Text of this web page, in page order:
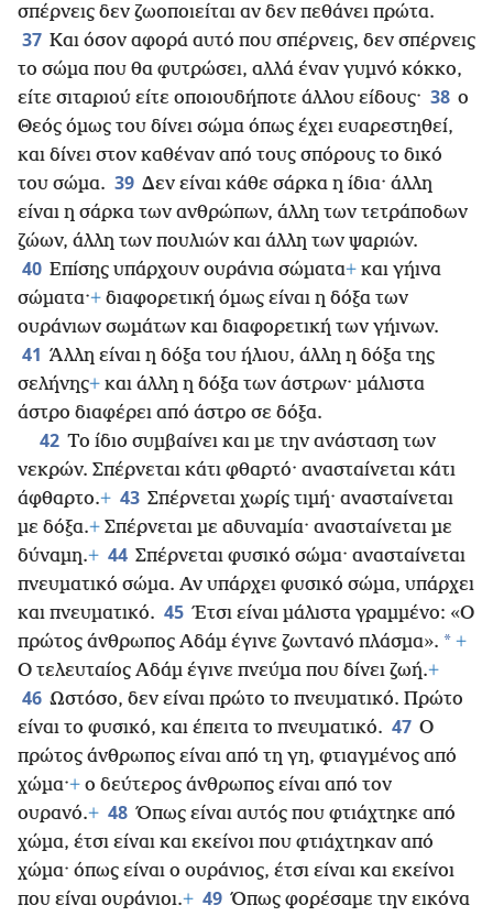
σπέρνεις δεν ζωοποιείται αν δεν πεθάνει πρώτα.
37 Και όσον αφορά αυτό που σπέρνεις, δεν σπέρνεις
το σώμα που θα φυτρώσει, αλλά έναν γυμνό κόκκο,
είτε σιταριού είτε οποιουδήποτε άλλου είδους· 38 ο
Θεός όμως του δίνει σώμα όπως έχει ευαρεστηθεί,
και δίνει στον καθέναν από τους σπόρους το δικό
του σώμα. 39 Δεν είναι κάθε σάρκα η ίδια· άλλη
είναι η σάρκα των ανθρώπων, άλλη των τετράποδων
ζώων, άλλη των πουλιών και άλλη των ψαριών.
40 Επίσης υπάρχουν ουράνια σώματα+ και γήινα
σώματα·+ διαφορετική όμως είναι η δόξα των
ουράνιων σωμάτων και διαφορετική των γήινων.
41 Άλλη είναι η δόξα του ήλιου, άλλη η δόξα της
σελήνης+ και άλλη η δόξα των άστρων· μάλιστα
άστρο διαφέρει από άστρο σε δόξα.
42 Το ίδιο συμβαίνει και με την ανάσταση των
νεκρών. Σπέρνεται κάτι φθαρτό· ανασταίνεται κάτι
άφθαρτο.+ 43 Σπέρνεται χωρίς τιμή· ανασταίνεται
με δόξα.+ Σπέρνεται με αδυναμία· ανασταίνεται με
δύναμη.+ 44 Σπέρνεται φυσικό σώμα· ανασταίνεται
πνευματικό σώμα. Αν υπάρχει φυσικό σώμα, υπάρχει
και πνευματικό. 45 Έτσι είναι μάλιστα γραμμένο: «Ο
πρώτος άνθρωπος Αδάμ έγινε ζωντανό πλάσμα». * +
Ο τελευταίος Αδάμ έγινε πνεύμα που δίνει ζωή.+
46 Ωστόσο, δεν είναι πρώτο το πνευματικό. Πρώτο
είναι το φυσικό, και έπειτα το πνευματικό. 47 Ο
πρώτος άνθρωπος είναι από τη γη, φτιαγμένος από
χώμα·+ ο δεύτερος άνθρωπος είναι από τον
ουρανό.+ 48 Όπως είναι αυτός που φτιάχτηκε από
χώμα, έτσι είναι και εκείνοι που φτιάχτηκαν από
χώμα· όπως είναι ο ουράνιος, έτσι είναι και εκείνοι
που είναι ουράνιοι.+ 49 Όπως φορέσαμε την εικόνα